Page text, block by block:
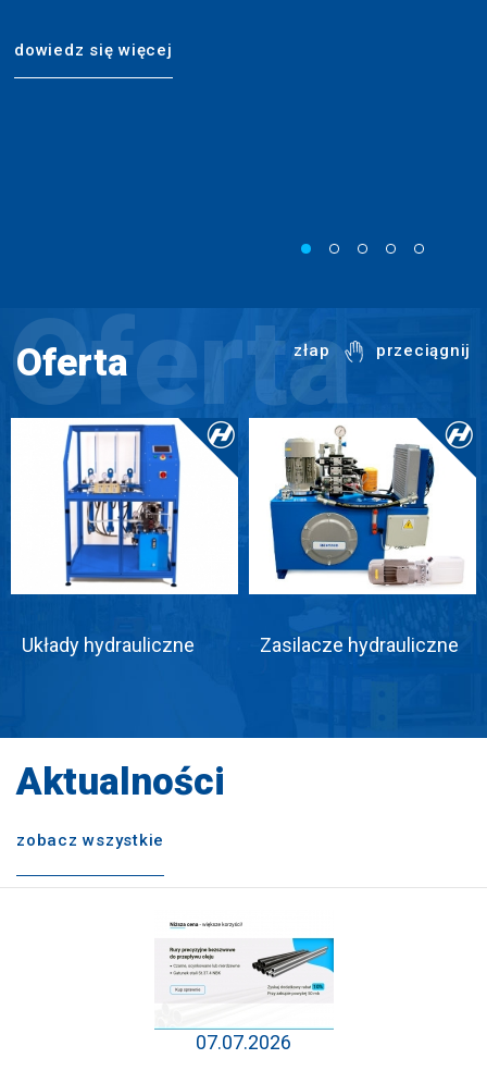
dowiedz się więcej
Oferta
Oferta
złap przeciągnij
Układy hydrauliczne Zasilacze hydrauliczne
Aktualności
zobacz wszystkie
07.07.2026